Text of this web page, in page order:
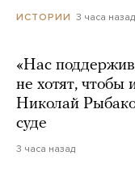
ИСТОРИИ 3 часа назад
«Нас
не хотят, чтобы
Николай
суде
3 часа назад